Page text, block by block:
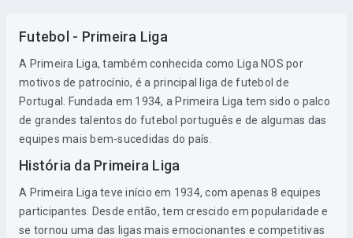
Futebol - Primeira Liga
A Primeira Liga, também conhecida como Liga NOS por
motivos de patrocínio, é a principal liga de futebol de
Portugal. Fundada em 1934, a Primeira Liga tem sido o palco
de grandes talentos do futebol português e de algumas das
equipes mais bem-sucedidas do país.
História da Primeira Liga
A Primeira Liga teve início em 1934, com apenas 8 equipes
participantes. Desde então, tem crescido em popularidade e
se tornou uma das ligas mais emocionantes e competitivas